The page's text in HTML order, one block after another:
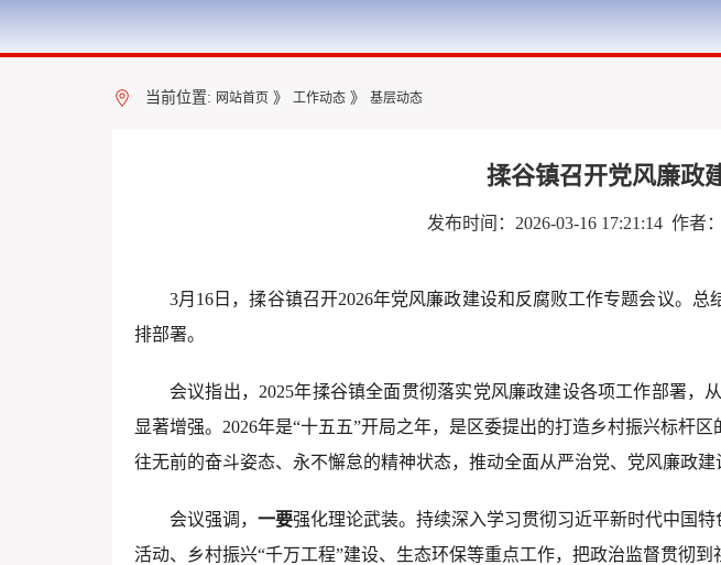
当前位置: 网站首页 》 工作动态 》 基层动态
揉谷镇召开党风廉政
发布时间：2026-03-16 17:21:14 作者
3月16日，揉谷镇召开2026年党风廉政建设和反腐败工作专题会议。
排部署。
会议指出，2025年揉谷镇全面贯彻落实党风廉政建设各项工作部署
显著增强。2026年是“十五五”开局之年，是区委提出的打造乡村振兴标杆
往无前的奋斗姿态、永不懈怠的精神状态，推动全面从严治党、党风廉政建
会议强调， 一要强化理论武装。持续深入学习贯彻习近平新时代中国
活动、乡村振兴“千万工程”建设、生态环保等重点工作，把政治监督贯彻到